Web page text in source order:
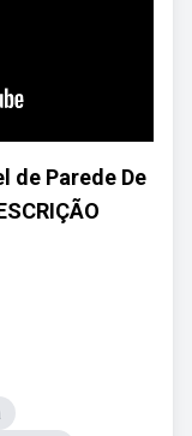
de Parede De